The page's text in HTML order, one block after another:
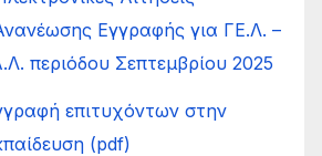
Εγγραφής για ΓΕ.Λ. –
περιόδου Σεπτεμβρίου 2025
επιτυχόντων στην
(pdf)